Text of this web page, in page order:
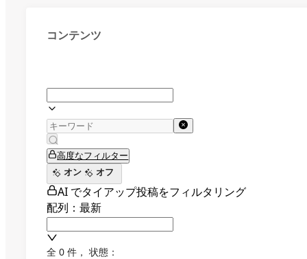
コンテンツ
高度なフィルター
オン
オフ
AI でタイアップ投稿をフィルタリング
配列：最新
全 0 件 ， 状態：